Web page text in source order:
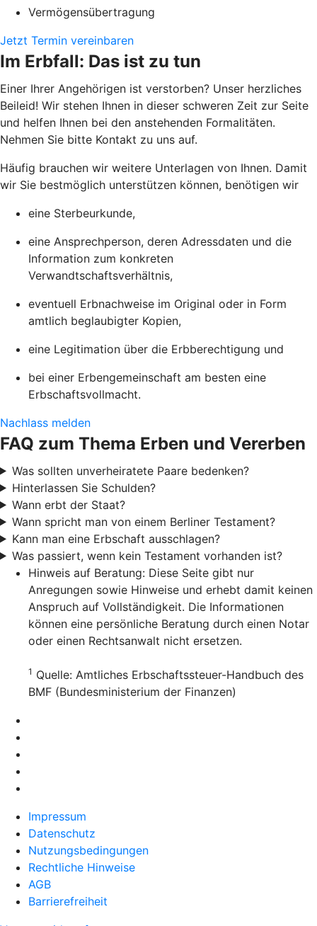
Vermögensübertragung
Jetzt Termin vereinbaren
Im Erbfall: Das ist zu tun
Einer Ihrer Angehörigen ist verstorben? Unser herzliches
Beileid! Wir stehen Ihnen in dieser schweren Zeit zur Seite
und helfen Ihnen bei den anstehenden Formalitäten.
Nehmen Sie bitte Kontakt zu uns auf.
Häufig brauchen wir weitere Unterlagen von Ihnen. Damit
wir Sie bestmöglich unterstützen können, benötigen wir
eine Sterbeurkunde,
eine Ansprechperson, deren Adressdaten und die
Information zum konkreten
Verwandtschaftsverhältnis,
eventuell Erbnachweise im Original oder in Form
amtlich beglaubigter Kopien,
eine Legitimation über die Erbberechtigung und
bei einer Erbengemeinschaft am besten eine
Erbschaftsvollmacht.
Nachlass melden
FAQ zum Thema Erben und Vererben
Was sollten unverheiratete Paare bedenken?
Hinterlassen Sie Schulden?
Wann erbt der Staat?
Wann spricht man von einem Berliner Testament?
Kann man eine Erbschaft ausschlagen?
Was passiert, wenn kein Testament vorhanden ist?
Hinweis auf Beratung: Diese Seite gibt nur
Anregungen sowie Hinweise und erhebt damit keinen
Anspruch auf Vollständigkeit. Die Informationen
können eine persönliche Beratung durch einen Notar
oder einen Rechtsanwalt nicht ersetzen.
1 Quelle: Amtliches Erbschaftssteuer-Handbuch des
BMF (Bundesministerium der Finanzen)
Impressum
Datenschutz
Nutzungsbedingungen
Rechtliche Hinweise
AGB
Barrierefreiheit